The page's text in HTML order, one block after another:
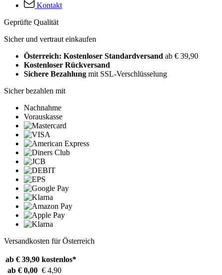
Kontakt
Geprüfte Qualität
Sicher und vertraut einkaufen
Österreich: Kostenloser Standardversand ab € 39,90
Kostenloser Rückversand
Sichere Bezahlung mit SSL-Verschlüsselung
Sicher bezahlen mit
Nachnahme
Vorauskasse
Versandkosten für Österreich
ab € 39,90 kostenlos*
ab € 0,00 € 4,90